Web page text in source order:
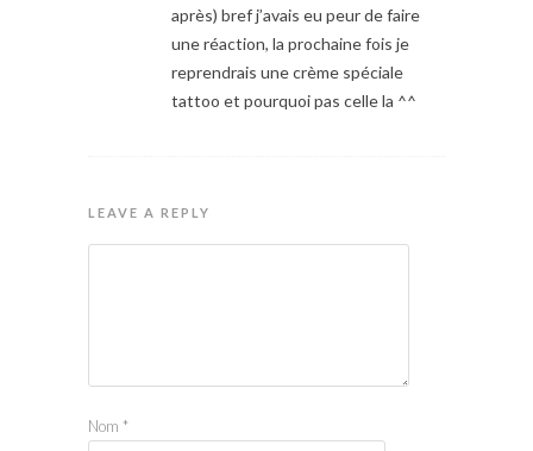
après) bref j’avais eu peur de faire
une réaction, la prochaine fois je
reprendrais une crème spéciale
tattoo et pourquoi pas celle la ^^
LEAVE A REPLY
Nom *